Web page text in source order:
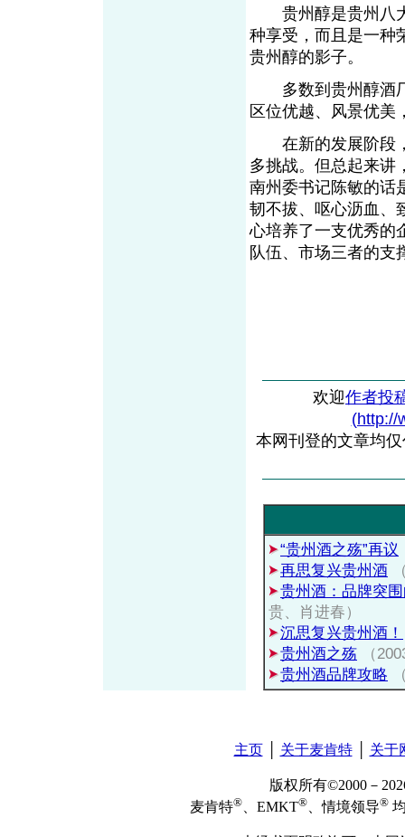
贵州醇是贵州八大
种享受，而且是一种
贵州醇的影子。
多数到贵州醇酒厂
区位优越、风景优美
在新的发展阶段，
多挑战。但总起来讲
南州委书记陈敏的话
韧不拔、呕心沥血、
心培养了一支优秀的
队伍、市场三者的支
欢迎作者投
(http://
本网刊登的文章均
“贵州酒之殇”再议
再思复兴贵州酒
贵州酒：品牌突
贵、肖进春）
沉思复兴贵州酒！
贵州酒之殇
（
贵州酒品牌攻略
主页│ 关于麦肯特│ 关于
版权所有©2000－
麦肯特® 、EMKT® 、情境领导®